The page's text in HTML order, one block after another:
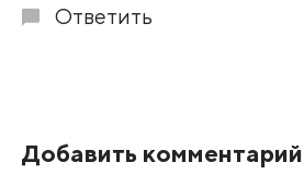
Ответить
Добавить комментарий